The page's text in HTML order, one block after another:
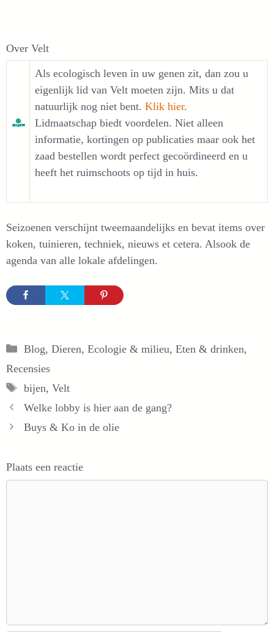
Over Velt
Als ecologisch leven in uw genen zit, dan zou u
eigenlijk lid van Velt moeten zijn. Mits u dat
natuurlijk nog niet bent. Klik hier.
Lidmaatschap biedt voordelen. Niet alleen
informatie, kortingen op publicaties maar ook het
zaad bestellen wordt perfect gecoördineerd en u
heeft het ruimschoots op tijd in huis.
Seizoenen verschijnt tweemaandelijks en bevat items over
koken, tuinieren, techniek, nieuws et cetera. Alsook de
agenda van alle lokale afdelingen.
Categorieën
Blog, Dieren, Ecologie & milieu, Eten & drinken,
Recensies
Tags
bijen, Velt
Welke lobby is hier aan de gang?
Buys & Ko in de olie
Plaats een reactie